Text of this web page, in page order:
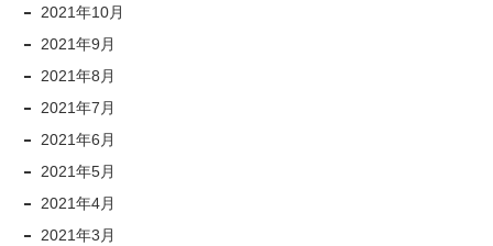
2021年10月
2021年9月
2021年8月
2021年7月
2021年6月
2021年5月
2021年4月
2021年3月